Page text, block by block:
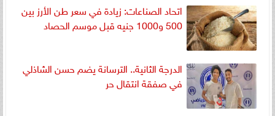
اتحاد الصناعات: زيادة في سعر طن الأرز بين
500 و1000 جنيه قبل موسم الحصاد
الدرجة الثانية.. الترسانة يضم حسن الشاذلي
في صفقة انتقال حر